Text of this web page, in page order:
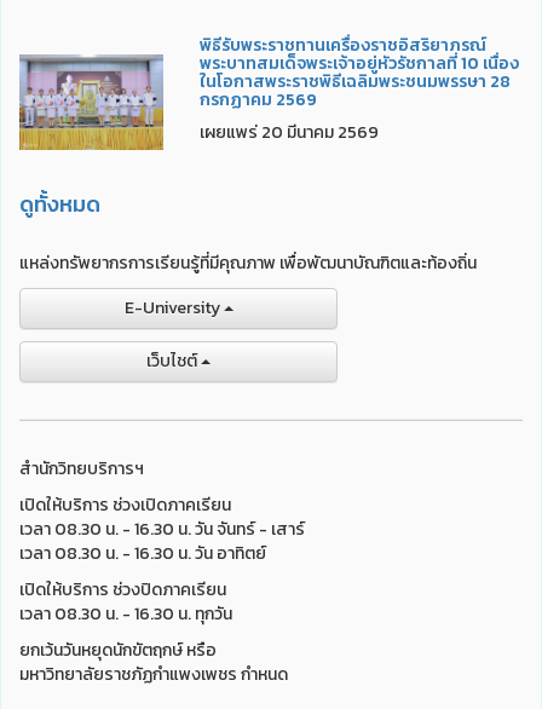
พิธีรับพระราชทานเครื่องราชอิสริยาภรณ์
พระบาทสมเด็จพระเจ้าอยู่หัวรัชกาลที่ 10 เนื่อง
ในโอกาสพระราชพิธีเฉลิมพระชนมพรรษา 28
กรกฏาคม 2569
เผยแพร่ 20 มีนาคม 2569
ดูทั้งหมด
แหล่งทรัพยากรการเรียนรู้ที่มีคุณภาพ เพื่อพัฒนาบัณฑิตและท้องถิ่น
E-University
เว็บไชต์
สำนักวิทยบริการฯ
เปิดให้บริการ ช่วงเปิดภาคเรียน
เวลา 08.30 น. - 16.30 น. วัน จันทร์ - เสาร์
เวลา 08.30 น. - 16.30 น. วัน อาทิตย์
เปิดให้บริการ ช่วงปิดภาคเรียน
เวลา 08.30 น. - 16.30 น. ทุกวัน
ยกเว้นวันหยุดนักขัตฤกษ์ หรือ
มหาวิทยาลัยราชภัฏกำแพงเพชร กำหนด